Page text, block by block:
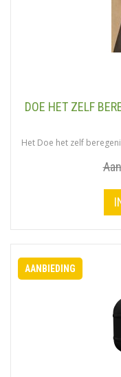
DOE HET ZELF
Het Doe het zelf
AANBIEDING